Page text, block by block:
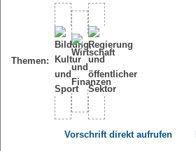
Themen:
Vorschrift direkt aufrufen